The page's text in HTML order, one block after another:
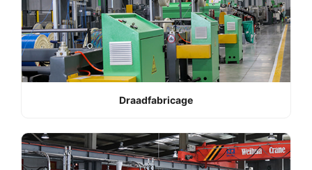
Draadfabricage